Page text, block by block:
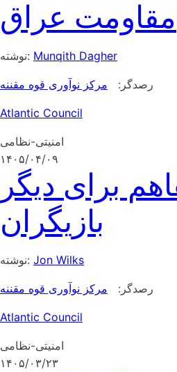
مقاومت عراق
نوشته: Munqith Dagher
رصدگر: مرکز نوآوری قوه مقننه
Atlantic Council
امنیتی-نظامی
۱۴۰۵/۰۴/۰۹
برای دیگر
بازیگران
نوشته: Jon Wilks
رصدگر: مرکز نوآوری قوه مقننه
Atlantic Council
امنیتی-نظامی
۱۴۰۵/۰۳/۲۳